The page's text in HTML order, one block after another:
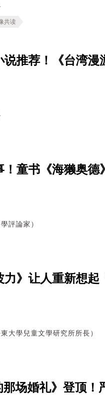
共读
说推荐！《台湾
！童书《海獭奥
評論家）
力》让人重新想
大學兒童文學研究所所長）
场婚礼》登顶！